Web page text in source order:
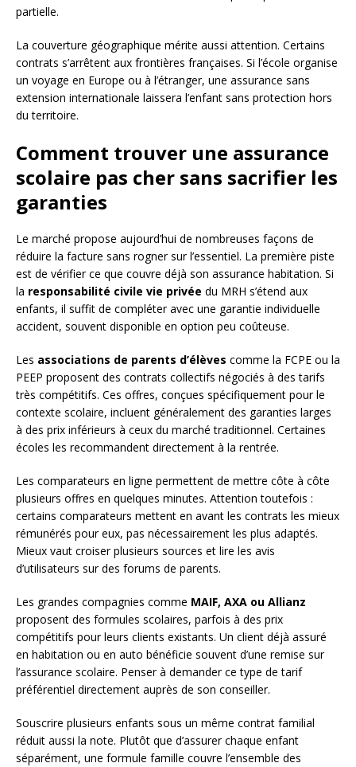
partielle.
La couverture géographique mérite aussi attention. Certains
contrats s’arrêtent aux frontières françaises. Si l’école organise
un voyage en Europe ou à l’étranger, une assurance sans
extension internationale laissera l’enfant sans protection hors
du territoire.
Comment trouver une assurance
scolaire pas cher sans sacrifier les
garanties
Le marché propose aujourd’hui de nombreuses façons de
réduire la facture sans rogner sur l’essentiel. La première piste
est de vérifier ce que couvre déjà son assurance habitation. Si
la responsabilité civile vie privée du MRH s’étend aux
enfants, il suffit de compléter avec une garantie individuelle
accident, souvent disponible en option peu coûteuse.
Les associations de parents d’élèves comme la FCPE ou la
PEEP proposent des contrats collectifs négociés à des tarifs
très compétitifs. Ces offres, conçues spécifiquement pour le
contexte scolaire, incluent généralement des garanties larges
à des prix inférieurs à ceux du marché traditionnel. Certaines
écoles les recommandent directement à la rentrée.
Les comparateurs en ligne permettent de mettre côte à côte
plusieurs offres en quelques minutes. Attention toutefois :
certains comparateurs mettent en avant les contrats les mieux
rémunérés pour eux, pas nécessairement les plus adaptés.
Mieux vaut croiser plusieurs sources et lire les avis
d’utilisateurs sur des forums de parents.
Les grandes compagnies comme MAIF, AXA ou Allianz
proposent des formules scolaires, parfois à des prix
compétitifs pour leurs clients existants. Un client déjà assuré
en habitation ou en auto bénéficie souvent d’une remise sur
l’assurance scolaire. Penser à demander ce type de tarif
préférentiel directement auprès de son conseiller.
Souscrire plusieurs enfants sous un même contrat familial
réduit aussi la note. Plutôt que d’assurer chaque enfant
séparément, une formule famille couvre l’ensemble des